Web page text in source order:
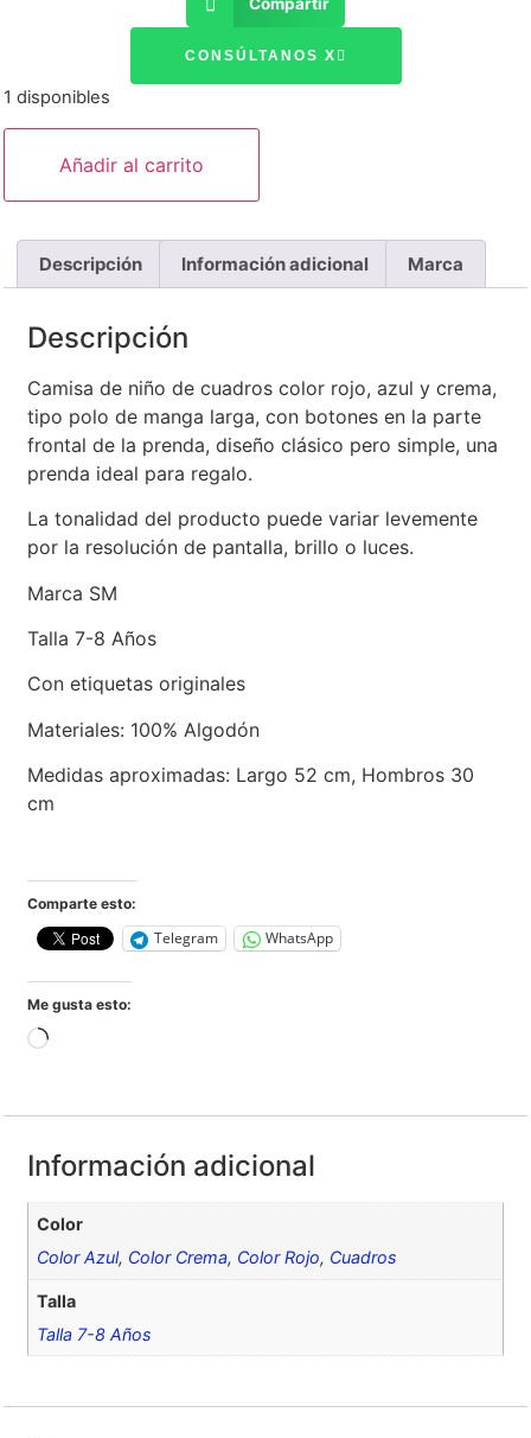
Compartir
CONSÚLTANOS X
1 disponibles
Añadir al carrito
Descripción Información adicional Marca
Descripción
Camisa de niño de cuadros color rojo, azul y crema,
tipo polo de manga larga, con botones en la parte
frontal de la prenda, diseño clásico pero simple, una
prenda ideal para regalo.
La tonalidad del producto puede variar levemente
por la resolución de pantalla, brillo o luces.
Marca SM
Talla 7-8 Años
Con etiquetas originales
Materiales: 100% Algodón
Medidas aproximadas: Largo 52 cm, Hombros 30
cm
Comparte esto:
Telegram WhatsApp
Me gusta esto:
Información adicional
Color
Color Azul, Color Crema, Color Rojo, Cuadros
Talla
Talla 7-8 Años